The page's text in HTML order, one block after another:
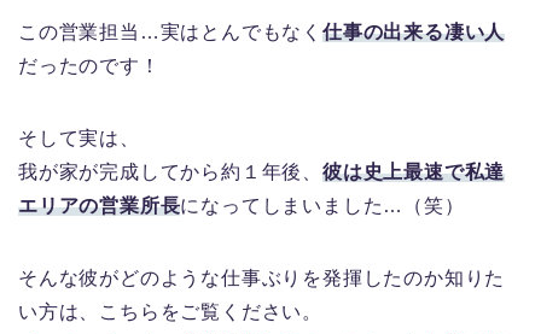
この営業担当…実はとんでもなく 仕事の出来る凄い人
だったのです！
そして実は、
我が家が完成してから約１年後、 彼は史上最速で私達
エリアの営業所長になってしまいました…（笑）
そんな彼がどのような仕事ぶりを発揮したのか知りた
い方は、こちらをご覧ください。